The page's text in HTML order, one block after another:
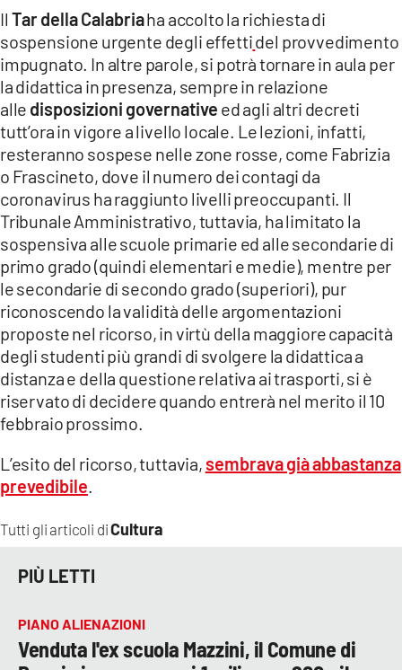
COSENZACHANNEL.IT
ILVIBONESE.IT
CATANZAROCHANNEL.IT
LACAPITALENEWS.IT
App
ANDROID
APPLE
Tutti gli articoli diCultura
Il Tar della Calabriaha accolto la richiesta di
sospensione urgente degli effettidel provvedimento
impugnato. In altre parole, si potrà tornare in aula per
la didattica in presenza, sempre in relazione
alle disposizioni governative ed agli altri decreti
tutt’ora in vigore a livello locale. Le lezioni, infatti,
resteranno sospese nelle zone rosse, come Fabrizia
o Frascineto, dove il numero dei contagi da
coronavirus ha raggiunto livelli preoccupanti. Il
Tribunale Amministrativo, tuttavia, ha limitato la
sospensiva alle scuole primarie ed alle secondarie di
primo grado (quindi elementari e medie), mentre per
le secondarie di secondo grado (superiori), pur
riconoscendo la validità delle argomentazioni
proposte nel ricorso, in virtù della maggiore capacità
degli studenti più grandi di svolgere la didattica a
distanza e della questione relativa ai trasporti, si è
riservato di decidere quando entrerà nel merito il 10
febbraio prossimo.
L’esito del ricorso, tuttavia, sembrava già abbastanza
prevedibile.
PIÙ LETTI
PIANO ALIENAZIONI
Venduta l'ex scuola Mazzini, il Comune di